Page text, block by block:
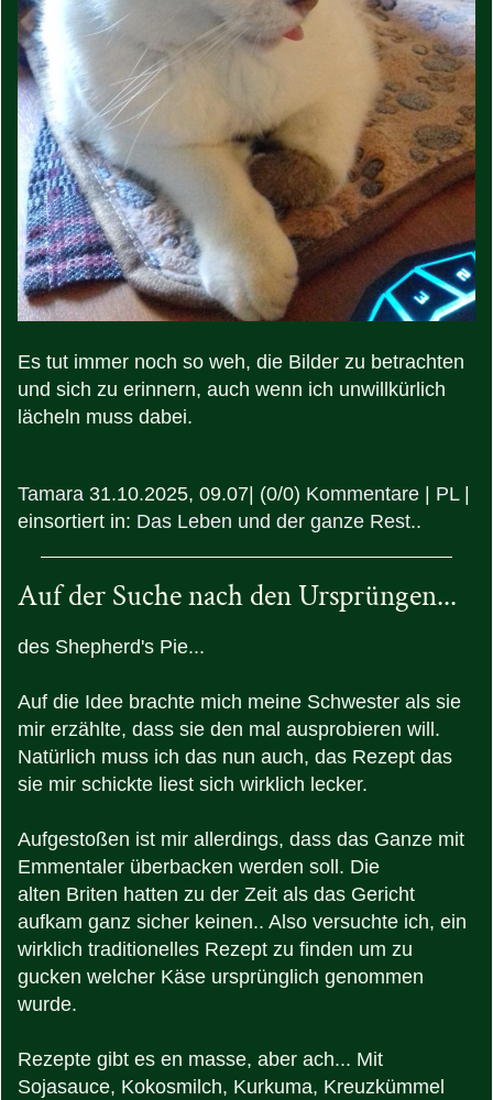
Es tut immer noch so weh, die Bilder zu betrachten
und sich zu erinnern, auch wenn ich unwillkürlich
lächeln muss dabei.
Tamara 31.10.2025, 09.07 (0/0) Kommentare PL|
einsortiert in: Das Leben und der ganze Rest..
Auf der Suche nach den Ursprüngen...
des Shepherd's Pie...
Auf die Idee brachte mich meine Schwester als sie
mir erzählte, dass sie den mal ausprobieren will.
Natürlich muss ich das nun auch, das Rezept das
sie mir schickte liest sich wirklich lecker.
Aufgestoßen ist mir allerdings, dass das Ganze mit
Emmentaler überbacken werden soll. Die
alten Briten hatten zu der Zeit als das Gericht
aufkam ganz sicher keinen.. Also versuchte ich, ein
wirklich traditionelles Rezept zu finden um zu
gucken welcher Käse ursprünglich genommen
wurde.
Rezepte gibt es en masse, aber ach... Mit
Sojasauce, Kokosmilch, Kurkuma, Kreuzkümmel